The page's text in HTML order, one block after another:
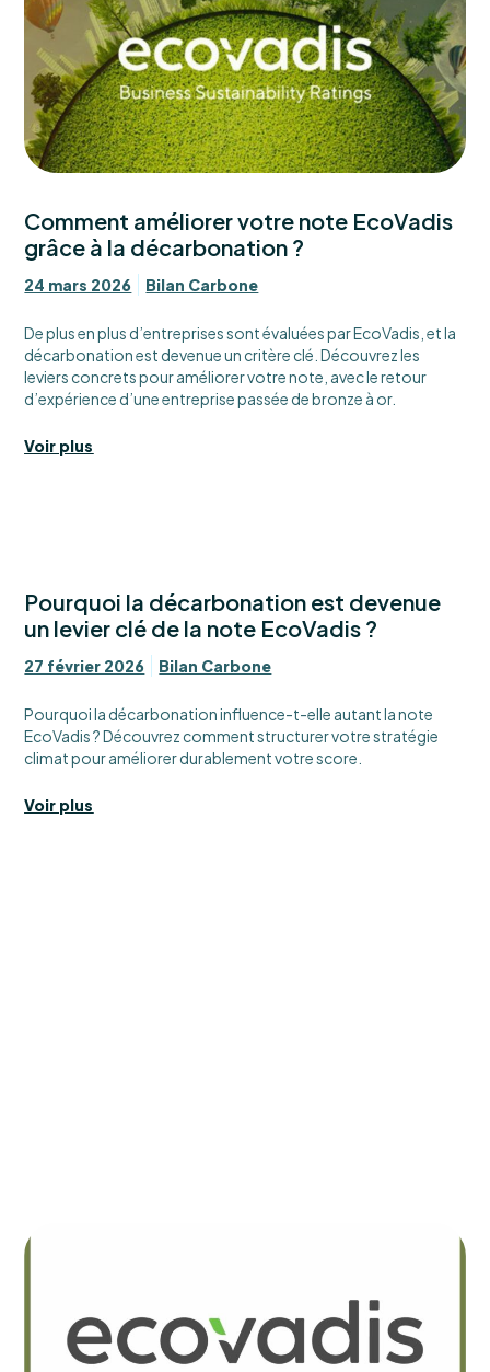
Comment améliorer votre note EcoVadis
grâce à la décarbonation ?
24 mars 2026 Bilan Carbone
De plus en plus d’entreprises sont évaluées par EcoVadis, et la
décarbonation est devenue un critère clé. Découvrez les
leviers concrets pour améliorer votre note, avec le retour
d’expérience d’une entreprise passée de bronze à or.
Voir plus
Pourquoi la décarbonation est devenue
un levier clé de la note EcoVadis ?
27 février 2026 Bilan Carbone
Pourquoi la décarbonation influence-t-elle autant la note
EcoVadis ? Découvrez comment structurer votre stratégie
climat pour améliorer durablement votre score.
Voir plus